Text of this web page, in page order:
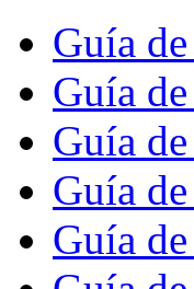
Guía
Guía
Guía
Guía
Guía